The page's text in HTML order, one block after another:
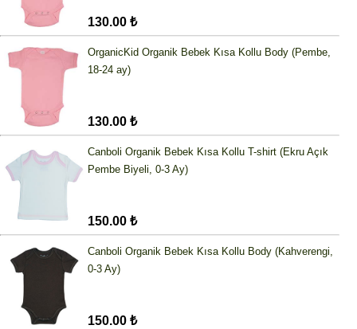
130.00 ₺
OrganicKid Organik Bebek Kısa Kollu Body (Pembe,
18-24 ay)
130.00 ₺
Canboli Organik Bebek Kısa Kollu T-shirt (Ekru Açık
Pembe Biyeli, 0-3 Ay)
150.00 ₺
Canboli Organik Bebek Kısa Kollu Body (Kahverengi,
0-3 Ay)
150.00 ₺